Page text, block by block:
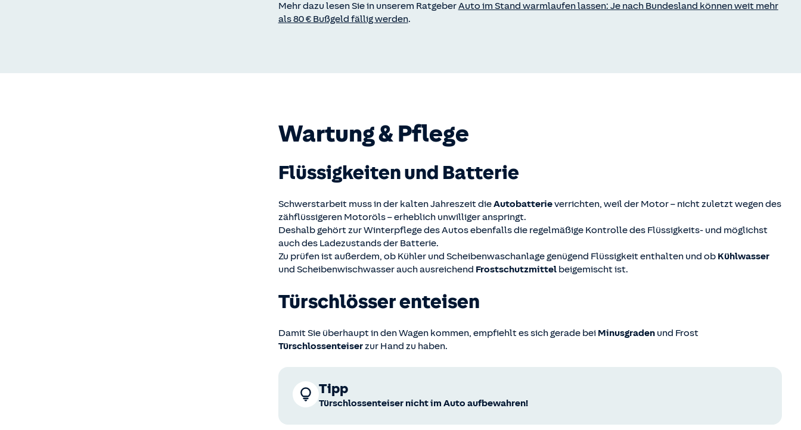
Mehr dazu lesen Sie in unserem RatgeberAuto im Stand warmlaufen lassen: Je nach Bundesland können weit mehr
als 80 € Bußgeld fällig werden.
Wartung & Pflege
Flüssigkeiten und Batterie
Schwerstarbeit muss in der kalten Jahreszeit dieAutobatterieverrichten, weil der Motor – nicht zuletzt wegen des
zähflüssigeren Motoröls – erheblich unwilliger anspringt.
Deshalb gehört zur Winterpflege des Autos ebenfalls die regelmäßige Kontrolle des Flüssigkeits- und möglichst
auch des Ladezustands der Batterie.
Zu prüfen ist außerdem, ob Kühler und Scheibenwaschanlage genügend Flüssigkeit enthalten und ob Kühlwasser
und Scheibenwischwasser auch ausreichend Frostschutzmittelbeigemischt ist.
Türschlösser enteisen
Damit Sie überhaupt in den Wagen kommen, empfiehlt es sich gerade bei Minusgraden und Frost
Türschlossenteiserzur Hand zu haben.
Tipp
Türschlossenteiser nicht im Auto aufbewahren!